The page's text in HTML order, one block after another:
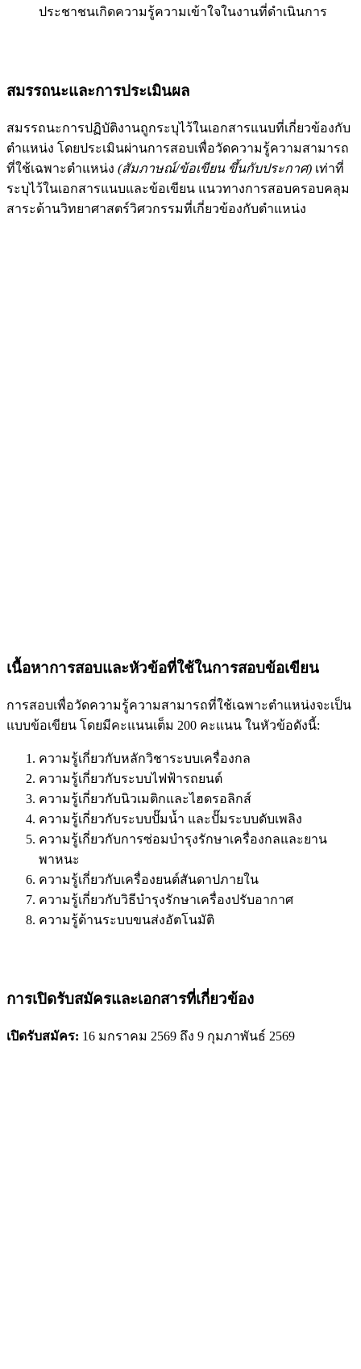
ประชาชนเกิดความรู้ความเข้าใจในงานที่ดำเนินการ
สมรรถนะและการประเมินผล
สมรรถนะการปฏิบัติงานถูกระบุไว้ในเอกสารแนบที่เกี่ยวข้องกับ
ตำแหน่ง โดยประเมินผ่านการสอบเพื่อวัดความรู้ความสามารถ
ที่ใช้เฉพาะตำแหน่ง (สัมภาษณ์/ข้อเขียน ขึ้นกับประกาศ) เท่าที่
ระบุไว้ในเอกสารแนบและข้อเขียน แนวทางการสอบครอบคลุม
สาระด้านวิทยาศาสตร์วิศวกรรมที่เกี่ยวข้องกับตำแหน่ง
เนื้อหาการสอบและหัวข้อที่ใช้ในการสอบข้อเขียน
การสอบเพื่อวัดความรู้ความสามารถที่ใช้เฉพาะตำแหน่งจะเป็น
แบบข้อเขียน โดยมีคะแนนเต็ม 200 คะแนน ในหัวข้อดังนี้:
ความรู้เกี่ยวกับหลักวิชาระบบเครื่องกล
ความรู้เกี่ยวกับระบบไฟฟ้ารถยนต์
ความรู้เกี่ยวกับนิวเมติกและไฮดรอลิกส์
ความรู้เกี่ยวกับระบบปั๊มน้ำ และปั๊มระบบดับเพลิง
ความรู้เกี่ยวกับการซ่อมบำรุงรักษาเครื่องกลและยาน
พาหนะ
ความรู้เกี่ยวกับเครื่องยนต์สันดาปภายใน
ความรู้เกี่ยวกับวิธีบำรุงรักษาเครื่องปรับอากาศ
ความรู้ด้านระบบขนส่งอัตโนมัติ
การเปิดรับสมัครและเอกสารที่เกี่ยวข้อง
เปิดรับสมัคร: 16 มกราคม 2569 ถึง 9 กุมภาพันธ์ 2569